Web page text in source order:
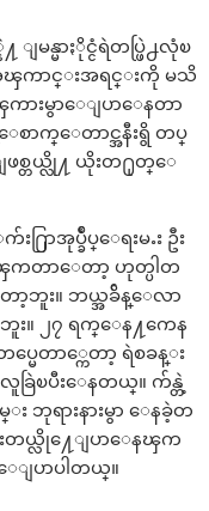
မန္မာႏိုင္ငံရဲတပ္ဖြဲ႕လုံၿ
အေၾကာင္းအရင္းကို မသိ
ားမွာေျပာေနတာ
စာက္ေတာင္အနီးရွိ တပ္
ဖစ္တယ္လို႔ ယိုးတ႐ုတ္ေ
ာအုပ္ခ်ဳပ္ေရးမႉး ဦး
ၾကတာေတာ့ ဟုတ္ပါတ
ဘူး။ ဘယ္အခ်ိန္ေလာ
း။ ၂၇ ရက္ေန႔ကေန
ေတာ္ကေတာ့ ရဲစခန္း
ြဲၿပီးေနတယ္။ က်န္တဲ့
ဘုရားနားမွာ ေနခဲ့တ
တယ္လို႔ေျပာေနၾက
ျပာပါတယ္။